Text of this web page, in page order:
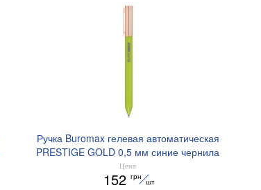
Ручка Buromax гелевая автоматическая
PRESTIGE GOLD 0,5 мм синие чернила
BM.83101
Цена
152 грн
шт